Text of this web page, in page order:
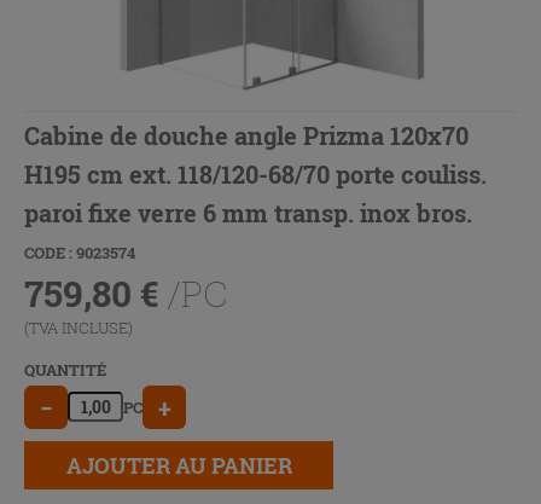
Cabine de douche angle Prizma 120x70
H195 cm ext. 118/120-68/70 porte couliss.
paroi fixe verre 6 mm transp. inox bros.
CODE : 9023574
759,80 € /PC
(TVA INCLUSE)
QUANTITÉ
− PC +
AJOUTER AU PANIER